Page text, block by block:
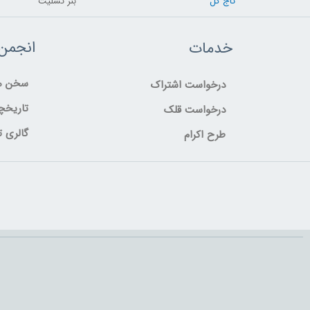
خدمات
درخواست اشتراک
درخواست قلک
طرح اکرام
سخن
گالری